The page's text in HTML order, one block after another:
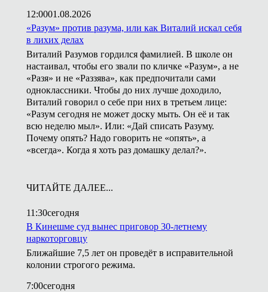
12:0001.08.2026
«Разум» против разума, или как Виталий искал себя
в лихих делах
Виталий Разумов гордился фамилией. В школе он
настаивал, чтобы его звали по кличке «Разум», а не
«Разя» и не «Раззява», как предпочитали сами
одноклассники. Чтобы до них лучше доходило,
Виталий говорил о себе при них в третьем лице:
«Разум сегодня не может доску мыть. Он её и так
всю неделю мыл». Или: «Дай списать Разуму.
Почему опять? Надо говорить не «опять», а
«всегда». Когда я хоть раз домашку делал?».
ЧИТАЙТЕ ДАЛЕЕ...
11:30сегодня
В Кинешме суд вынес приговор 30-летнему
наркоторговцу
Ближайшие 7,5 лет он проведёт в исправительной
колонии строгого режима.
7:00сегодня